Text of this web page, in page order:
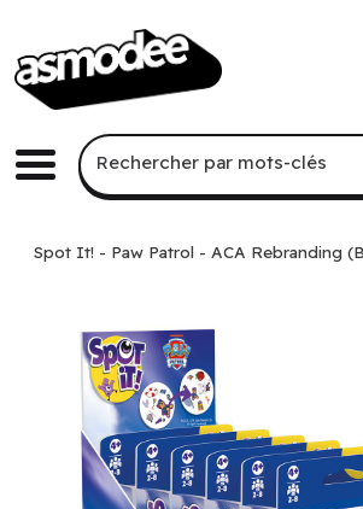
Menu
Recherche par mots-
Rechercher par mots-clés
Spot It! - Paw Patrol - ACA Rebranding